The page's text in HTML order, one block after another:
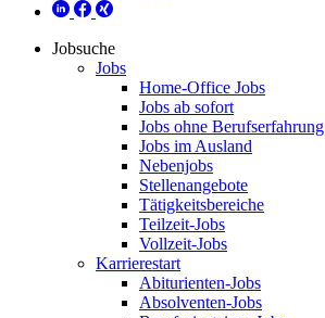
Jobsuche
Jobs
Home-Office Jobs
Jobs ab sofort
Jobs ohne Berufserfahrung
Jobs im Ausland
Nebenjobs
Stellenangebote
Tätigkeitsbereiche
Teilzeit-Jobs
Vollzeit-Jobs
Karrierestart
Abiturienten-Jobs
Absolventen-Jobs